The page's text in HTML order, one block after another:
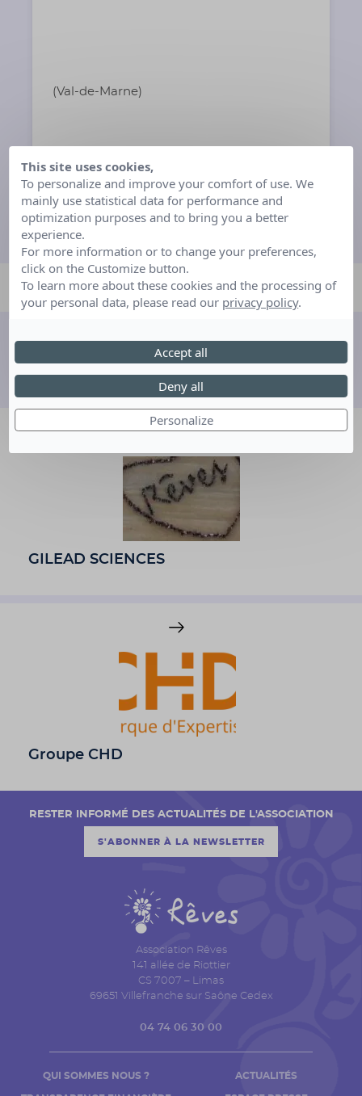
(Val-de-Marne)
Découvrez d'autres
entreprises partenaires
GILEAD SCIENCES
Groupe CHD
Association Rêves
141 allée de Riottier
CS 7007 – Limas
69651 Villefranche sur Saône Cedex
04 74 06 30 00
QUI SOMMES NOUS ? ACTUALITÉS
RESTER INFORMÉ DES ACTUALITÉS DE L'ASSOCIATION
S'ABONNER À LA NEWSLETTER
This site uses cookies,
To personalize and improve your comfort of use. We
mainly use statistical data for performance and
optimization purposes and to bring you a better
experience.
For more information or to change your preferences,
click on the Customize button.
To learn more about these cookies and the processing of
your personal data, please read our privacy policy.
Personalize
Deny all
Accept all